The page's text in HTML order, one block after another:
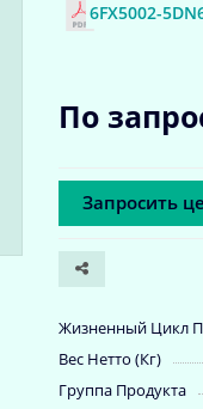
6FX5002-
По
Запросить
Жизненный Цикл
Вес Нетто (Кг)
Группа Продукта